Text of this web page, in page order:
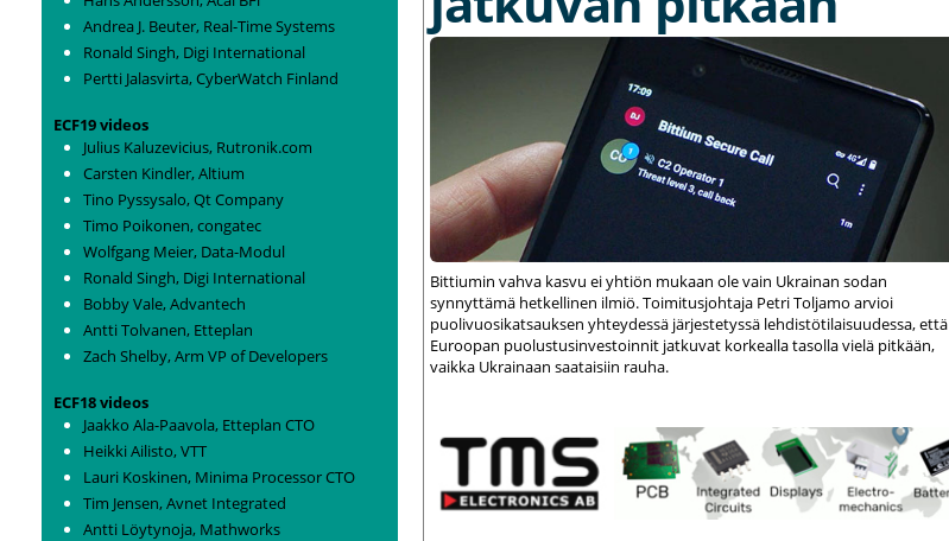
Andrea J. Beuter, Real-Time Systems
Ronald Singh, Digi International
Pertti Jalasvirta, CyberWatch Finland
ECF19 videos
Julius Kaluzevicius, Rutronik.com
Carsten Kindler, Altium
Tino Pyssysalo, Qt Company
Timo Poikonen, congatec
Wolfgang Meier, Data-Modul
Ronald Singh, Digi International
Bobby Vale, Advantech
Antti Tolvanen, Etteplan
Zach Shelby, Arm VP of Developers
ECF18 videos
Jaakko Ala-Paavola, Etteplan CTO
Heikki Ailisto, VTT
Lauri Koskinen, Minima Processor CTO
Tim Jensen, Avnet Integrated
Antti Löytynoja, Mathworks
Bittiumin vahva kasvu ei yhtiön mukaan ole vain Ukrainan sodan
synnyttämä hetkellinen ilmiö. Toimitusjohtaja Petri Toljamo arvioi
puolivuosikatsauksen yhteydessä järjestetyssä lehdistötilaisuudessa, että
Euroopan puolustusinvestoinnit jatkuvat korkealla tasolla vielä pitkään,
vaikka Ukrainaan saataisiin rauha.